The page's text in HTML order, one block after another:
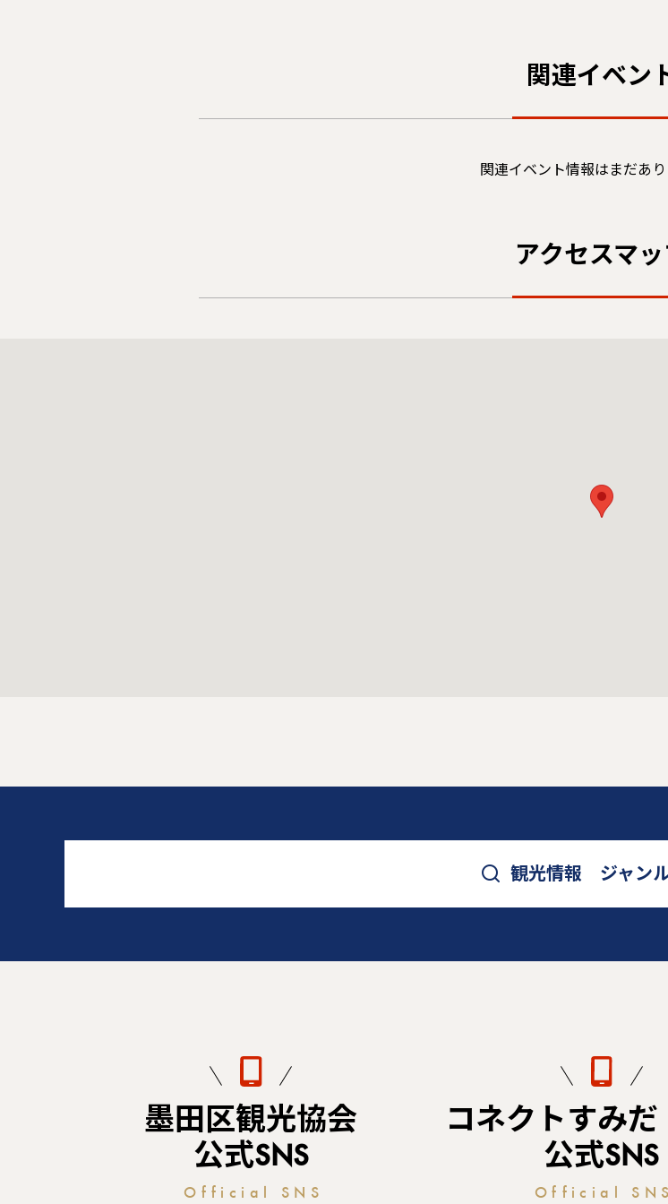
関連イベン
関連イベント情報はまだあり
アクセスマッ
観光情報 ジャン
墨田区観光協会
公式SNS
Official SNS
コネクトすみだ
公式SNS
Official SNS